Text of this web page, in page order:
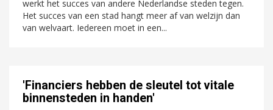
werkt het succes van andere Nederlandse steden tegen.
Het succes van een stad hangt meer af van welzijn dan
van welvaart. Iedereen moet in een...
'Financiers hebben de sleutel tot vitale
binnensteden in handen'